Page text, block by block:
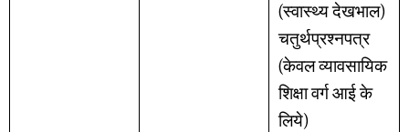
(स्वास्थ्य देखभाल)
चतुर्थप्रश्नपत्र
(केवल व्यावसायिक
शिक्षा वर्ग आई के
लिये)